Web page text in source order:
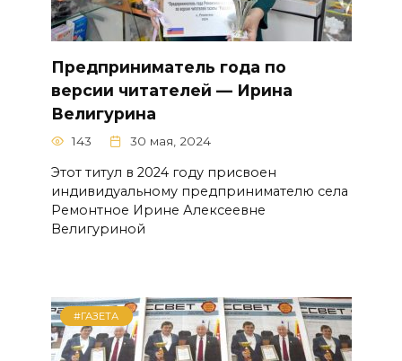
Предприниматель года по
версии читателей — Ирина
Велигурина
143 30 мая, 2024
Этот титул в 2024 году присвоен
индивидуальному предпринимателю села
Ремонтное Ирине Алексеевне
Велигуриной
#ГАЗЕТА